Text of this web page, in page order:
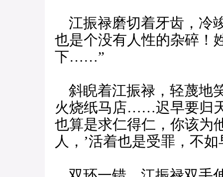
江振禄磨切着牙齿，冷
也是个没有人性的杂碎！
下……”
斜睨着江振禄，轻蔑地
火烧纸马店……迟早要归
也算是求仁得仁，你该为
人，’活着也是受罪，不